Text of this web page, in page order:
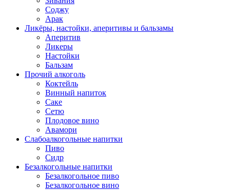
Соджу
Арак
Ликёры, настойки, аперитивы и бальзамы
Аперитив
Ликеры
Настойки
Бальзам
Прочий алкоголь
Коктейль
Винный напиток
Саке
Сетю
Плодовое вино
Авамори
Слабоалкогольные напитки
Пиво
Сидр
Безалкогольные напитки
Безалкогольное пиво
Безалкогольное вино